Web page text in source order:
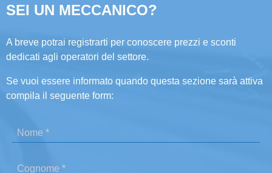
SEI UN MECCANICO?
A breve potrai registrarti per conoscere prezzi e sconti
dedicati agli operatori del settore.
Se vuoi essere informato quando questa sezione sarà attiva
compila il seguente form: